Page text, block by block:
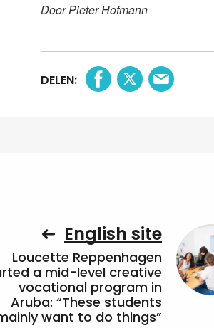
Door Pieter Hofmann
DELEN:
English site
Loucette Reppenhagen
a mid-level creative
vocational program in
Aruba: “These students
want to do things”